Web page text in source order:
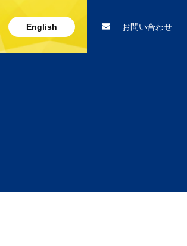
English お問い合わせ